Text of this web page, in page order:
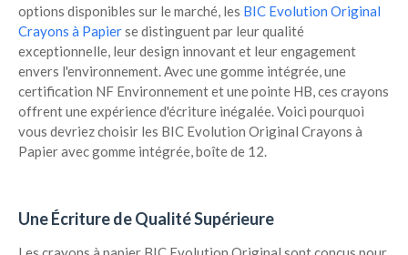
options disponibles sur le marché, les BIC Evolution Original
Crayons à Papierse distinguent par leur qualité
exceptionnelle, leur design innovant et leur engagement
envers l'environnement. Avec une gomme intégrée, une
certification NF Environnement et une pointe HB, ces crayons
offrent une expérience d'écriture inégalée. Voici pourquoi
vous devriez choisir les BIC Evolution Original Crayons à
Papier avec gomme intégrée, boîte de 12.
Une Écriture de Qualité Supérieure